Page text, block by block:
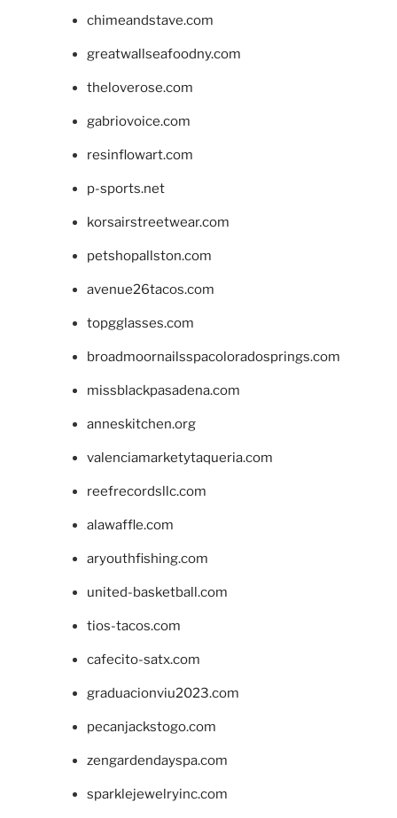
chimeandstave.com
greatwallseafoodny.com
theloverose.com
gabriovoice.com
resinflowart.com
p-sports.net
korsairstreetwear.com
petshopallston.com
avenue26tacos.com
topgglasses.com
broadmoornailsspacoloradosprings.com
missblackpasadena.com
anneskitchen.org
valenciamarketytaqueria.com
reefrecordsllc.com
alawaffle.com
aryouthfishing.com
united-basketball.com
tios-tacos.com
cafecito-satx.com
graduacionviu2023.com
pecanjackstogo.com
zengardendayspa.com
sparklejewelryinc.com